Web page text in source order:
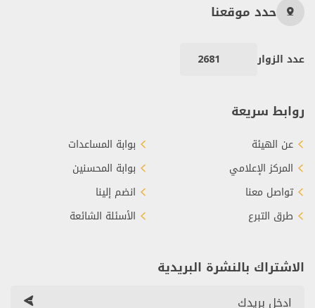
حدد موقعنا
عدد الزوار 2681
روابط سريعة
عن الهيئة
المركز الإعلامي
تواصل معنا
طرق التبرع
بوابة المساعدات
بوابة المحسنين
انضم إلينا
الأسئلة الشائعة
الاشتراك بالنشرة البريدية